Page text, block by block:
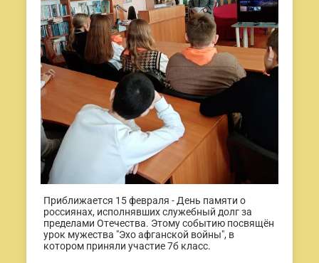
Приближается 15 февраля - День памяти о
россиянах, исполнявших служебный долг за
пределами Отечества. Этому событию посвящён
урок мужества "Эхо афганской войны", в
котором приняли участие 7б класс.